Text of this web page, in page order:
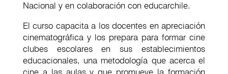
Nacional y en colaboración con educarchile.
El curso capacita a los docentes en apreciación
cinematográfica y los prepara para formar cine
clubes escolares en sus establecimientos
educacionales, una metodología que acerca el